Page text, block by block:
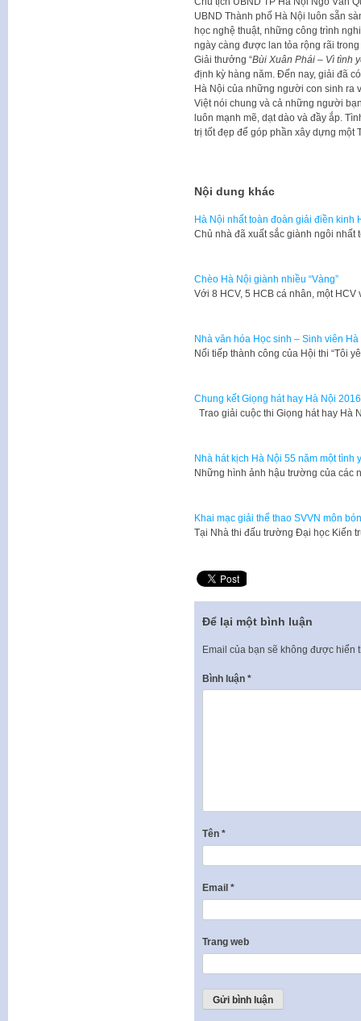
UBND Thành phố Hà Nội luôn sẵn
học nghệ thuật, những công trình
ngày càng được lan tỏa rộng rãi
Giải thưởng “Bùi Xuân Phái – Vì tình
định kỳ hàng năm. Đến nay, giải đã
Hà Nội của những người con sinh ra
Việt nói chung và cả những người
luôn mạnh mẽ, dạt dào và đầy ắp.
trị tốt đẹp để góp phần xây dựng một
Nội dung khác
Hà Nội nhất toàn đoàn giải điền kinh
Chủ nhà đã xuất sắc giành ngôi
Chèo Hà Nội giành nhiều “Vàng”
Với 8 HCV, 5 HCB cá nhân, một
Nhà văn hóa Học sinh – Sinh viên
​Nối tiếp thành công của Hội thi “Tôi
Chung kết Giọng hát hay Hà Nội 2016
Trao giải cuộc thi Giọng hát hay
Nhà hát kịch Hà Nội 55 năm một tình
Những hình ảnh hậu trường của các
Khai mạc giải thể thao SVVN môn
​Tại Nhà thi đấu trường Đại học Kiến
Để lại một bình luận
Email của bạn sẽ không được hiển
Bình luận *
Tên *
Email *
Trang web